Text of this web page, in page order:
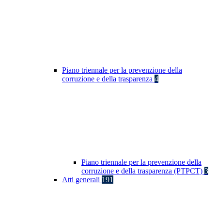
Piano triennale per la prevenzione della
corruzione e della trasparenza 4
Piano triennale per la prevenzione della
corruzione e della trasparenza (PTPCT) 3
Atti generali 191